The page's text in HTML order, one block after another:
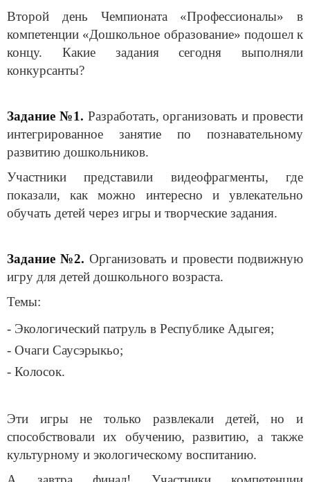
Второй день Чемпионата «Профессионалы» в
компетенции «Дошкольное образование» подошел к
концу. Какие задания сегодня выполняли
конкурсанты?
Задание №1. Разработать, организовать и провести
интегрированное занятие по познавательному
развитию дошкольников.
Участники представили видеофрагменты, где
показали, как можно интересно и увлекательно
обучать детей через игры и творческие задания.
Задание №2. Организовать и провести подвижную
игру для детей дошкольного возраста.
Темы:
- Экологический патруль в Республике Адыгея;
- Очаги Саусэрыкьо;
- Колосок.
Эти игры не только развлекали детей, но и
способствовали их обучению, развитию, а также
культурному и экологическому воспитанию.